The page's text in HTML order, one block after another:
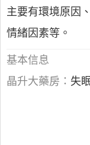
主要有環境原因
情緒因素等。
基本信息
晶升大藥房： 失